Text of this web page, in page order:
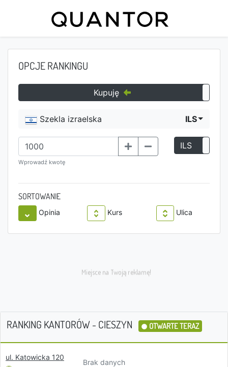
OPCJE RANKINGU
Kupuję
Szekla izraelska ILS
Wprowadź kwotę
ILS
SORTOWANIE
Opinia Kurs Ulica
RANKING KANTORÓW - CIESZYN OTWARTE TERAZ
ul. Katowicka 120
Brak danych